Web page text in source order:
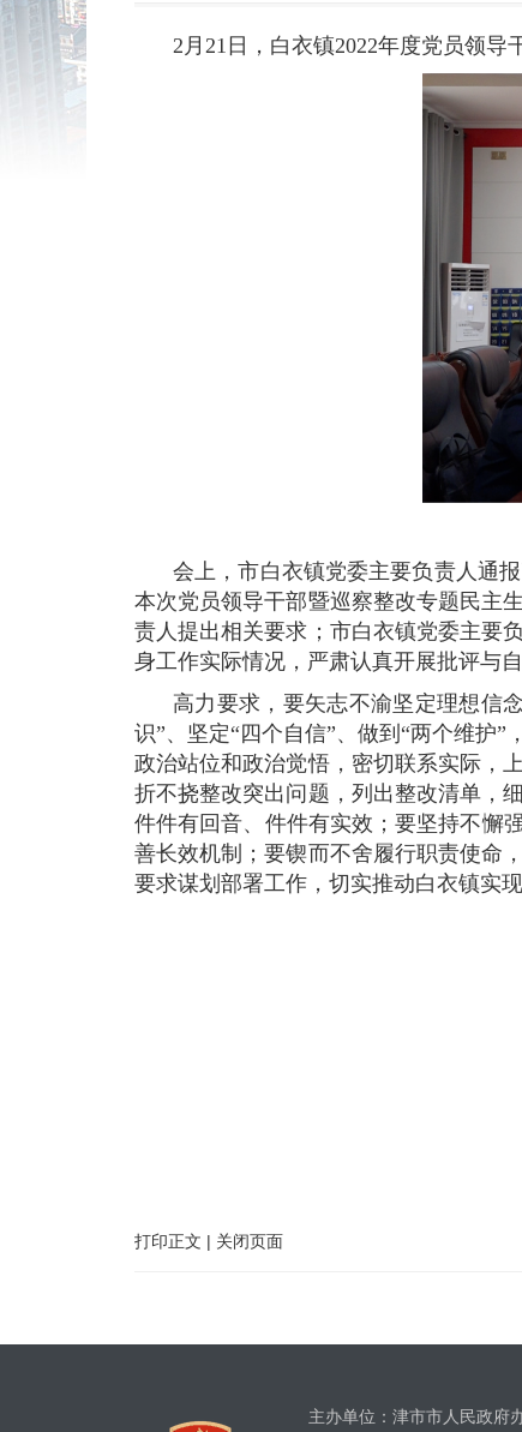
2月21日，白衣镇2022年度党员领
会上，市白衣镇党委主要负责人通
本次党员领导干部暨巡察整改专题民主
责人提出相关要求；市白衣镇党委主要
身工作实际情况，严肃认真开展批评与
高力要求，要矢志不渝坚定理想信
识”、坚定“四个自信”、做到“两个维护
政治站位和政治觉悟，密切联系实际，
折不挠整改突出问题，列出整改清单，
件件有回音、件件有实效；要坚持不懈
善长效机制；要锲而不舍履行职责使命
要求谋划部署工作，切实推动白衣镇实现
打印正文 | 关闭页面
主办单位：津市市人民政